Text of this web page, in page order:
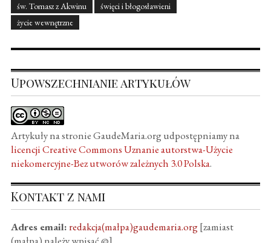
św. Tomasz z Akwinu
święci i błogosławieni
życie wewnętrzne
Upowszechnianie artykułów
Artykuły na stronie GaudeMaria.org udpostępniamy na
licencji Creative Commons Uznanie autorstwa-Użycie
niekomercyjne-Bez utworów zależnych 3.0 Polska.
Kontakt z nami
Adres email: redakcja(małpa)gaudemaria.org[zamiast